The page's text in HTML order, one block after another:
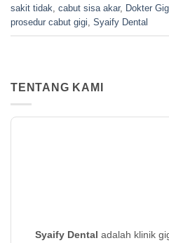
sakit tidak cabut sisa akar, Dokter
prosedur cabut gigi Syaify Dental
TENTANG KAMI
Syaify Dental adalah klinik